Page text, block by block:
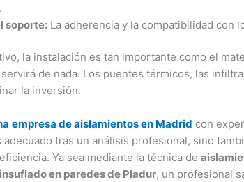
soporte: La adherencia y la compatibilidad con
la instalación es tan importante como el
de nada. Los puentes térmicos, las
la inversión.
empresa de aislamientos en Madrid con
adecuado tras un análisis profesional, sino
Ya sea mediante la técnica de
insuflado en paredes de Pladur, un profesional